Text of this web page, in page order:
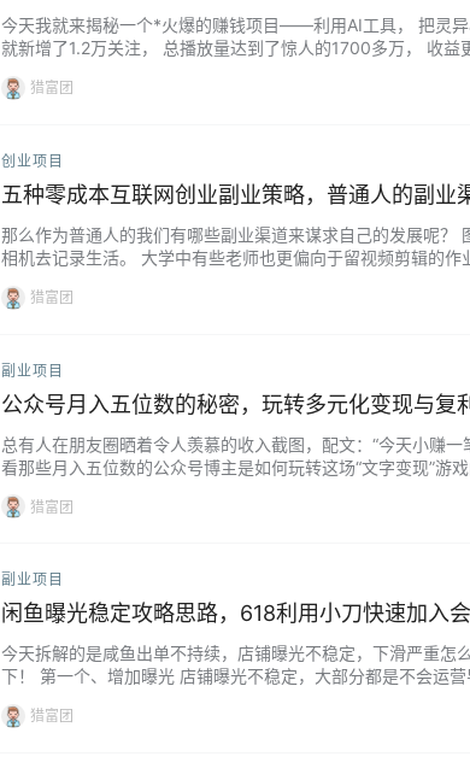
今天我就来揭秘一个*火爆的赚钱项目——利用AI工具， 把灵异
就新增了1.2万关注， 总播放量达到了惊人的1700多万， 收
猎富团
创业项目
五种零成本互联网创业副业策略，普通人的副业
那么作为普通人的我们有哪些副业渠道来谋求自己的发展呢？
相机去记录生活。 大学中有些老师也更偏向于留视频剪辑的
猎富团
副业项目
公众号月入五位数的秘密，玩转多元化变现与复
总有人在朋友圈晒着令人羡慕的收入截图，配文：“今天小赚
看那些月入五位数的公众号博主是如何玩转这场“文字变现”游
猎富团
副业项目
闲鱼曝光稳定攻略思路，618利用小刀快速加入
今天拆解的是咸鱼出单不持续，店铺曝光不稳定，下滑严重
下！ 第一个、增加曝光 店铺曝光不稳定，大部分都是不会运
猎富团